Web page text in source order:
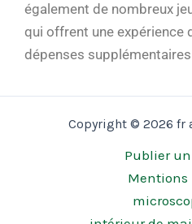
également de nombreux
qui offrent une expérience
dépenses
Copyright © 2026 fr
Publier
Mentions